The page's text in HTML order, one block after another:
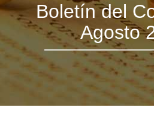
al
contenido
María
Madrid
Boletín del
Agosto